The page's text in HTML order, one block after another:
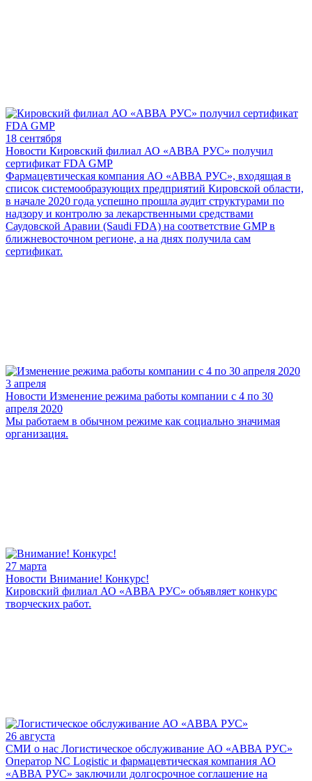
18 сентября
Новости Кировский филиал АО «АВВА РУС» получил
сертификат FDA GMP
Фармацевтическая компания АО «АВВА РУС», входящая в
список системообразующих предприятий Кировской области,
в начале 2020 года успешно прошла аудит структурами по
надзору и контролю за лекарственными средствами
Саудовской Аравии (Saudi FDA) на соответствие GMP в
ближневосточном регионе, а на днях получила сам
сертификат.
3 апреля
Новости Изменение режима работы компании с 4 по 30
апреля 2020
Мы работаем в обычном режиме как социально значимая
организация.
27 марта
Новости Внимание! Конкурс!
Кировский филиал АО «АВВА РУС» объявляет конкурс
творческих работ.
26 августа
СМИ о нас Логистическое обслуживание АО «АВВА РУС»
Оператор NC Logistic и фармацевтическая компания АО
«АВВА РУС» заключили долгосрочное соглашение на